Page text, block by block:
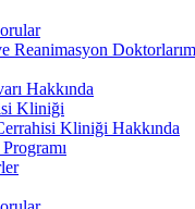
Reanimasyon
Hakkında
Kliniği
Kliniği Hakkında